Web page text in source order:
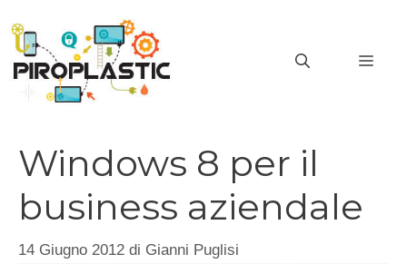
contenuto
Windows 8 per il
business aziendale
14 Giugno 2012 di Gianni Puglisi